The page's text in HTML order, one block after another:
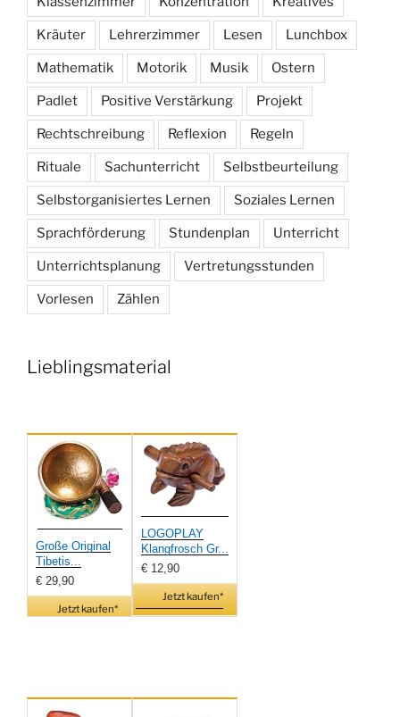
Kräuter Lehrerzimmer Lesen Lunchbox
Mathematik Motorik Musik Ostern
Padlet Positive Verstärkung Projekt
Rechtschreibung Reflexion Regeln
Rituale Sachunterricht Selbstbeurteilung
Selbstorganisiertes Lernen Soziales Lernen
Sprachförderung Stundenplan Unterricht
Unterrichtsplanung Vertretungsstunden
Vorlesen Zählen
Lieblingsmaterial
Große Original
Tibetis...
€ 29,90
Jetzt kaufen*
LOGOPLAY
Klangfrosch Gr...
€ 12,90
Jetzt kaufen*